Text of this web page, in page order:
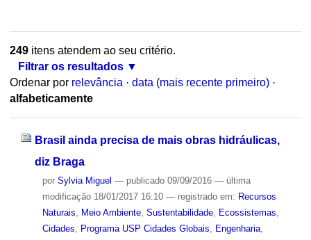
249itens atendem ao seu critério.
Filtrar os resultados
Ordenar por relevância · data (mais recente primeiro) ·
alfabeticamente
Brasil ainda precisa de mais obras hidráulicas,
diz Braga
por Sylvia Miguel — publicado09/09/2016 — última
modificação18/01/2017 16:10 — registrado em: Recursos
Naturais
Meio Ambiente, Sustentabilidade, Ecossistemas
Cidades
Programa USP Cidades Globais Engenharia,